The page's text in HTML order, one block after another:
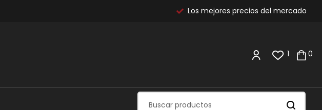
Los mejores precios del mercado
1 0